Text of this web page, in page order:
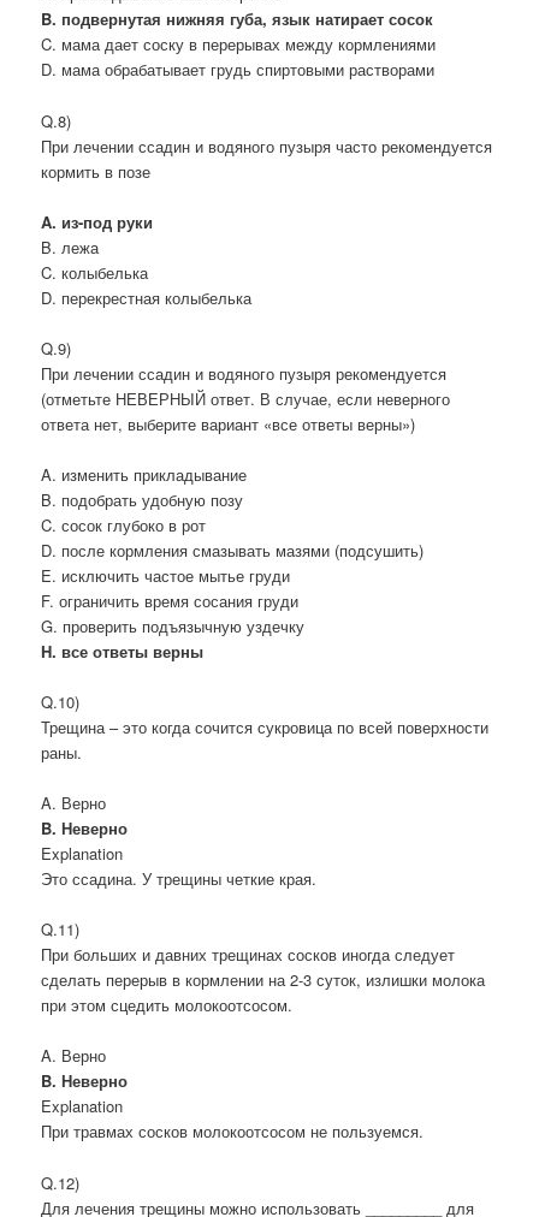
B. подвернутая нижняя губа, язык натирает сосок
C. мама дает соску в перерывах между кормлениями
D. мама обрабатывает грудь спиртовыми растворами
Q.8)
При лечении ссадин и водяного пузыря часто рекомендуется
кормить в позе
A. из-под руки
B. лежа
C. колыбелька
D. перекрестная колыбелька
Q.9)
При лечении ссадин и водяного пузыря рекомендуется
(отметьте НЕВЕРНЫЙ ответ. В случае, если неверного
ответа нет, выберите вариант «все ответы верны»)
A. изменить прикладывание
B. подобрать удобную позу
C. сосок глубоко в рот
D. после кормления смазывать мазями (подсушить)
E. исключить частое мытье груди
F. ограничить время сосания груди
G. проверить подъязычную уздечку
H. все ответы верны
Q.10)
Трещина – это когда сочится сукровица по всей поверхности
раны.
A. Верно
B. Неверно
Explanation
Это ссадина. У трещины четкие края.
Q.11)
При больших и давних трещинах сосков иногда следует
сделать перерыв в кормлении на 2-3 суток, излишки молока
при этом сцедить молокоотсосом.
A. Верно
B. Неверно
Explanation
При травмах сосков молокоотсосом не пользуемся.
Q.12)
Для лечения трещины можно использовать _________ для